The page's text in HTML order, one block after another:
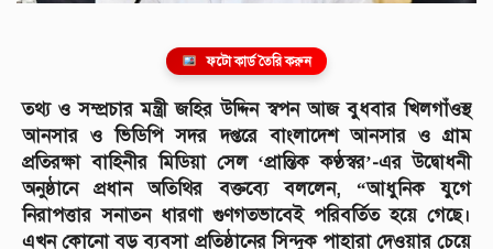
ফটো কার্ড তৈরি করুন
তথ্য ও সম্প্রচার মন্ত্রী জহির উদ্দিন স্বপন আজ বুধবার খিলগাঁওস্থ
আনসার ও ভিডিপি সদর দপ্তরে বাংলাদেশ আনসার ও গ্রাম
প্রতিরক্ষা বাহিনীর মিডিয়া সেল ‘প্রান্তিক কণ্ঠস্বর’-এর উদ্বোধনী
অনুষ্ঠানে প্রধান অতিথির বক্তব্যে বললেন, “আধুনিক যুগে
নিরাপত্তার সনাতন ধারণা গুণগতভাবেই পরিবর্তিত হয়ে গেছে।
এখন কোনো বড় ব্যবসা প্রতিষ্ঠানের সিন্দুক পাহারা দেওয়ার চেয়ে